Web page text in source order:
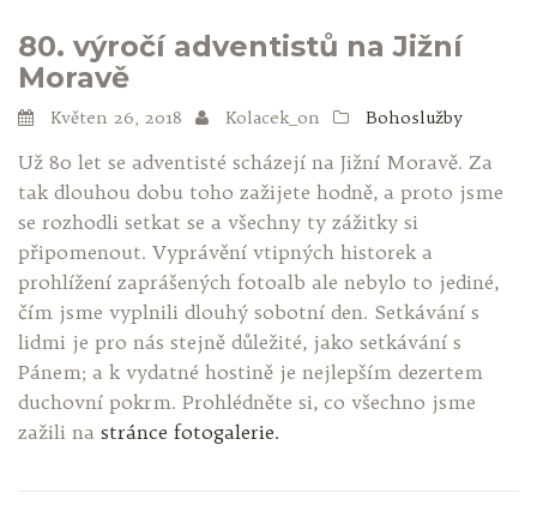
80. výročí adventistů na Jižní
Moravě
Květen 26, 2018 Kolacek_on Bohoslužby
Už 80 let se adventisté scházejí na Jižní Moravě. Za
tak dlouhou dobu toho zažijete hodně, a proto jsme
se rozhodli setkat se a všechny ty zážitky si
připomenout. Vyprávění vtipných historek a
prohlížení zaprášených fotoalb ale nebylo to jediné,
čím jsme vyplnili dlouhý sobotní den. Setkávání s
lidmi je pro nás stejně důležité, jako setkávání s
Pánem; a k vydatné hostině je nejlepším dezertem
duchovní pokrm. Prohlédněte si, co všechno jsme
zažili na stránce fotogalerie.